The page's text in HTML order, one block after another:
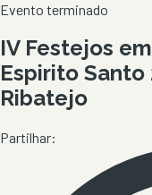
Evento terminado
IV Festejos
Espirito Santo
Ribatejo
Partilhar: